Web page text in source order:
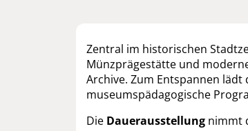
Zentral im historischen
Münzprägestätte und
Archive. Zum Entspannen lädt
museumspädagogische
Die Dauerausstellung nimmt